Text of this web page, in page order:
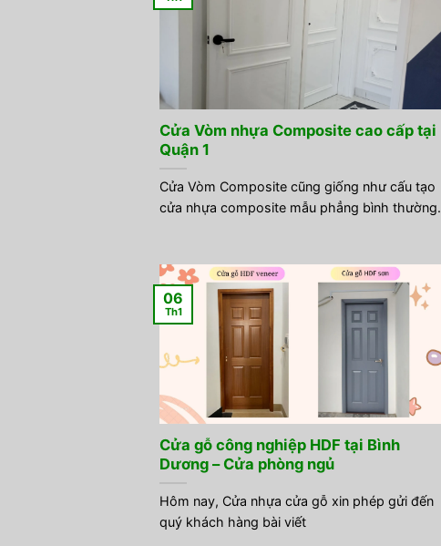
Cửa Vòm nhựa Composite cao cấp tại
Quận 1
Cửa Vòm Composite cũng giống như cấu tạo
cửa nhựa composite mẫu phẳng bình thường.
Cửa gỗ công nghiệp HDF tại Bình
Dương – Cửa phòng ngủ
Hôm nay, Cửa nhựa cửa gỗ xin phép gửi đến
quý khách hàng bài viết
06
Th1